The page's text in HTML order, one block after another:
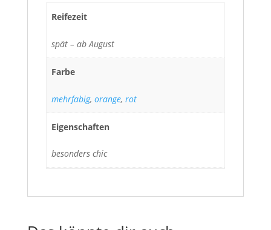
Reifezeit
spät – ab August
Farbe
mehrfabig, orange, rot
Eigenschaften
besonders chic